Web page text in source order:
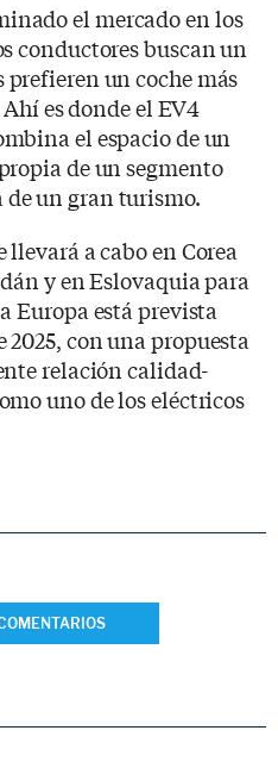
el mercado en los
conductores buscan un
un coche más
es donde el EV4
el espacio de un
de un segmento
un gran turismo.
a cabo en Corea
y en Eslovaquia para
Europa está prevista
con una propuesta
relación calidad-
uno de los eléctricos